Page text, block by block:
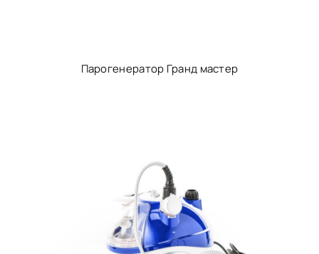
Парогенератор Гранд мастер